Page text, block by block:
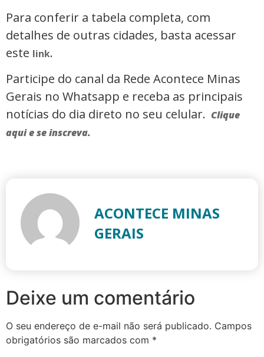
Para conferir a tabela completa, com
detalhes de outras cidades, basta acessar
este link.
Participe do canal da Rede Acontece Minas
Gerais no Whatsapp e receba as principais
notícias do dia direto no seu celular. Clique
aqui e se inscreva.
ACONTECE MINAS
GERAIS
Deixe um comentário
O seu endereço de e-mail não será publicado. Campos
obrigatórios são marcados com *